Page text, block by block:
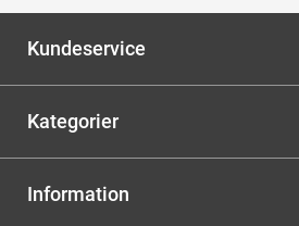
Kundeservice
Kategorier
Information